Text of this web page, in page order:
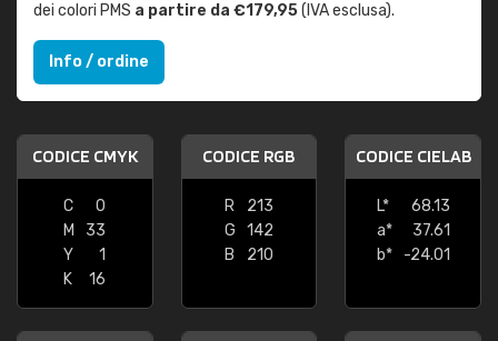
dei colori PMS a partire da €179,95(IVA esclusa).
Info / ordine
CODICE CMYK
C
0
M
33
Y
1
K
16
CODICE RGB
R
213
G
142
B
210
CODICE CIELAB
L*
68.13
a*
37.61
b*
-24.01